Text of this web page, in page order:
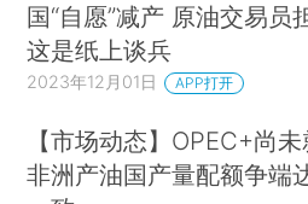
国“自愿”减产 原油交易员
这是纸上谈兵
2023年12月01日 APP打开
【市场动态】OPEC+尚
非洲产油国产量配额争端